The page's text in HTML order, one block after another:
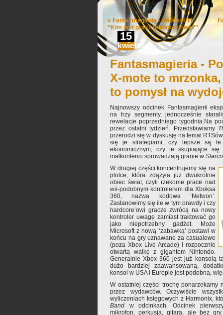
« Fantasmagieria - Podcast 11 -
“Kim jest gracz hardcore’owy?”
15
kwietnia
Fantasmagieria -
X-mote to
to pomysł na
Najnowszy odcinek Fantasmagierii
na trzy segmenty, jednocześnie
rewelacje poprzedniego tygodnia.Na
przez ostatni tydzień. Przedstawiamy
przerodzi się w dyskusję na temat
się je strategiami, czy lepsze są te
ekonomicznym, czy te skupiające
malkontenci sprowadzają granie w
W drugiej części koncentrujemy się na
plotce, która zdążyła już dwukrotnie
obiec świat, czyli rzekome prace nad
wii-podobnym kontrolerem dla Xboksa
360, nazwa kodowa ‘Netwon’.
Zastanowimy się ile w tym prawdy i czy
hardcore’owi gracze zwrócą na nowy
kontroler uwagę zamiast traktować go
jako niepotrzebny gadżet. Może
Microsoft z nową ‘zabawką’ postawi w
końcu na gry uznawane za casualowe
(poza Xbox Live Arcade) i rozpocznie
otwartą walkę z gigantem Nintendo.
Generalnie Xbox 360 jest już konsolą
dużo bardziej zaawansowaną,
konsol w USA i Europie jest podobna,
W ostatniej części trochę ponarzekamy
przez wydawców. Oczywiście
wyliczeniach księgowych z Harmonix,
Band w odcinkach. Odcinek
mikrofon, perkusja, gitara, ale bez